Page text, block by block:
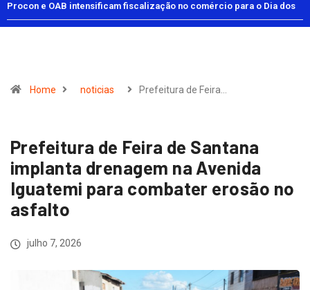
Procon e OAB intensificam fiscalização no comércio para o Dia dos
Pais
Home noticias Prefeitura de Feira…
Prefeitura de Feira de Santana
implanta drenagem na Avenida
Iguatemi para combater erosão no
asfalto
julho 7, 2026